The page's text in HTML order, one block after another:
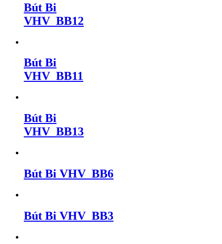
Bút Bi
VHV_BB12
Bút Bi
VHV_BB11
Bút Bi
VHV_BB13
Bút Bi VHV_BB6
Bút Bi VHV_BB3